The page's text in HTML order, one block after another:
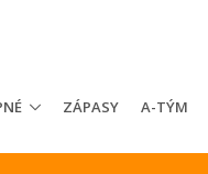
ZÁPASY A-TÝM